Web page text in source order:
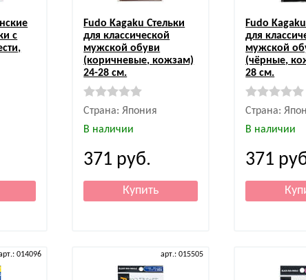
с
Fudo KagakuСтельки
для классической
мужской обуви
(коричневые, кожзам)
24-28 см.
Страна: Япония
В наличии
371 руб.
Fudo
для
мужской
(чёрные,
28 см.
Страна:
В наличии
371
014096 арт.: 015505